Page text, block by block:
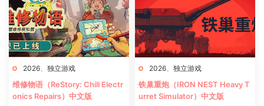
2026 独立游戏
维修物语（ReStory: Chill Electr
onics Repairs）中文版
2026 独立游戏
铁巢重炮（IRON NEST Heavy T
urret Simulator）中文版